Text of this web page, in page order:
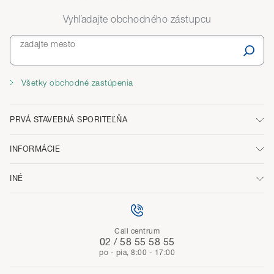
Vyhľadajte obchodného zástupcu
zadajte mesto
Všetky obchodné zastúpenia
PRVÁ STAVEBNÁ SPORITEĽŇA
INFORMÁCIE
INÉ
Call centrum
02 / 58 55 58 55
po - pia, 8:00 - 17:00